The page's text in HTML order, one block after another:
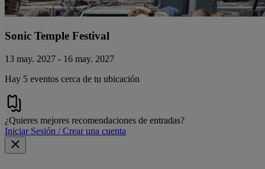
Sonic Temple Festival
13 may. 2027 - 16 may. 2027
Hay 5 eventos cerca de tu ubicación
¿Quieres mejores recomendaciones de entradas?
Iniciar Sesión / Crear una cuenta